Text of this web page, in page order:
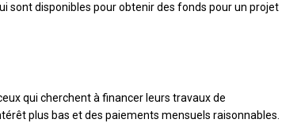
sont disponibles pour obtenir des fonds pour un projet
qui cherchent à financer leurs travaux de
plus bas et des paiements mensuels raisonnables.